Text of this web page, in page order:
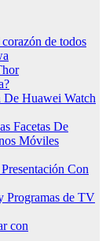
de todos
Huawei Watch
Facetas De
Móviles
Con
Programas de TV
con